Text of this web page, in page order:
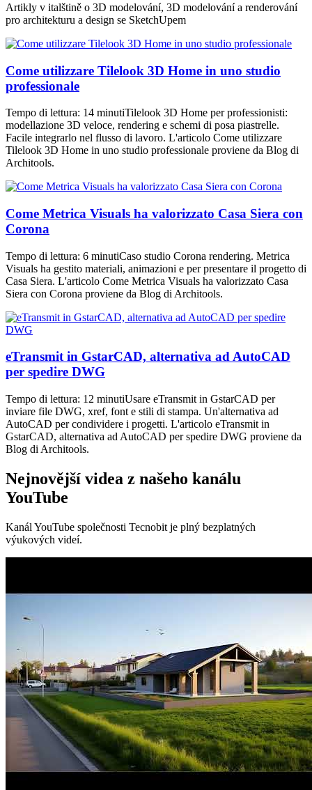
Artikly v italštině o 3D modelování, 3D modelování a renderování
pro architekturu a design se SketchUpem
Come utilizzare Tilelook 3D Home in uno studio
professionale
Tempo di lettura: 14 minutiTilelook 3D Home per professionisti:
modellazione 3D veloce, rendering e schemi di posa piastrelle.
Facile integrarlo nel flusso di lavoro. L'articolo Come utilizzare
Tilelook 3D Home in uno studio professionale proviene da Blog di
Architools.
Come Metrica Visuals ha valorizzato Casa Siera con
Corona
Tempo di lettura: 6 minutiCaso studio Corona rendering. Metrica
Visuals ha gestito materiali, animazioni e per presentare il progetto di
Casa Siera. L'articolo Come Metrica Visuals ha valorizzato Casa
Siera con Corona proviene da Blog di Architools.
eTransmit in GstarCAD, alternativa ad AutoCAD
per spedire DWG
Tempo di lettura: 12 minutiUsare eTransmit in GstarCAD per
inviare file DWG, xref, font e stili di stampa. Un'alternativa ad
AutoCAD per condividere i progetti. L'articolo eTransmit in
GstarCAD, alternativa ad AutoCAD per spedire DWG proviene da
Blog di Architools.
Nejnovější videa z našeho kanálu
YouTube
Kanál YouTube společnosti Tecnobit je plný bezplatných
výukových videí.